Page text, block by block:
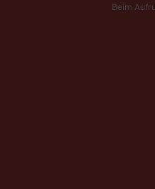
Beim